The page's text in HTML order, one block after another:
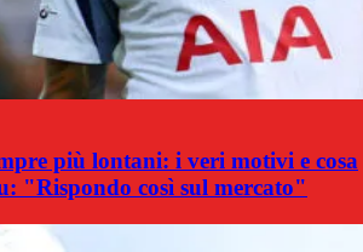
più lontani: i veri motivi e cosa
"Rispondo così sul mercato"